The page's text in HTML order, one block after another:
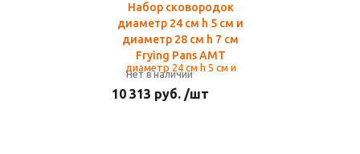
Набор сковородок
диаметр 24 см h 5 см и
диаметр 28 см h 7 см
Frying Pans AMT
Нет в наличии
10 313 руб. /шт